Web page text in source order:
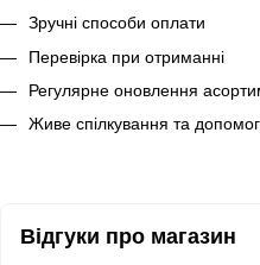
Зручні способи оплати
Перевірка при отриманні
Регулярне оновлення
Живе спілкування та
Відгуки про магазин